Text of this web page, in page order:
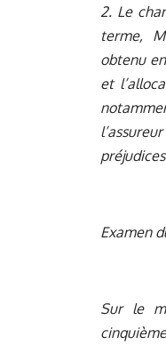
2. Le
terme,
obtenu
et
Examen
Sur le